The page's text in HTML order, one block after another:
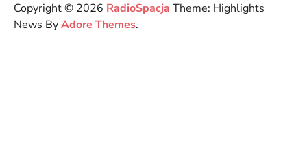
Copyright © 2026 RadioSpacja Theme: Highlights
News ByAdore Themes.